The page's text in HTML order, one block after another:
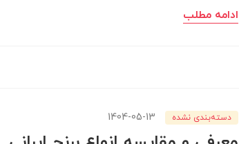
ادامه مطلب
دسته‌بندی نشده 1404-05-13